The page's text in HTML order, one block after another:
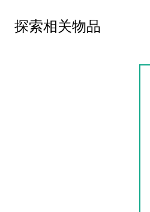
探索相关物品